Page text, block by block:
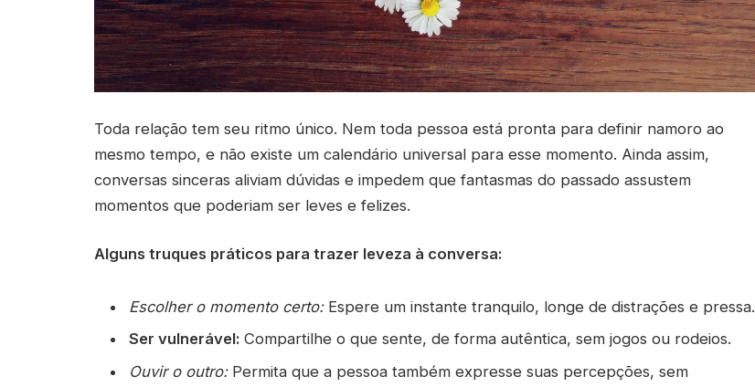
Toda relação tem seu ritmo único. Nem toda pessoa está pronta para definir namoro ao
mesmo tempo, e não existe um calendário universal para esse momento. Ainda assim,
conversas sinceras aliviam dúvidas e impedem que fantasmas do passado assustem
momentos que poderiam ser leves e felizes.
Alguns truques práticos para trazer leveza à conversa:
Escolher o momento certo:Espere um instante tranquilo, longe de distrações e pressa.
Ser vulnerável: Compartilhe o que sente, de forma autêntica, sem jogos ou rodeios.
Ouvir o outro:Permita que a pessoa também expresse suas percepções, sem